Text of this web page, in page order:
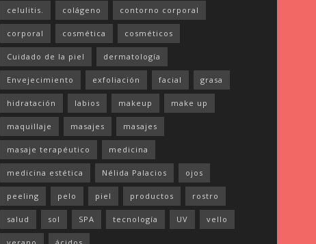
celulitis. colágeno contorno corporal
corporal cosmética cosméticos
Cuidado de la piel dermatología
Envejecimiento exfoliación facial grasa
hidratación labios makeup make up
maquillaje masajes masajes
masaje terapéutico medicina
medicina estética Nélida Palacios ojos
peeling pelo piel productos rostro
salud sol SPA tecnología UV vello